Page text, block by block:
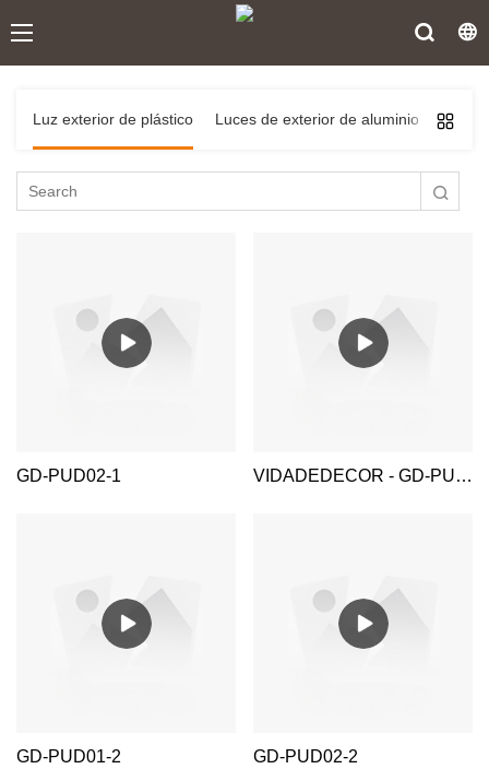
Luz exterior de plástico Luces de exterior de aluminio Luz
GD-PUD02-1 VIDADEDECOR - GD-PUD01-1
GD-PUD01-2 GD-PUD02-2